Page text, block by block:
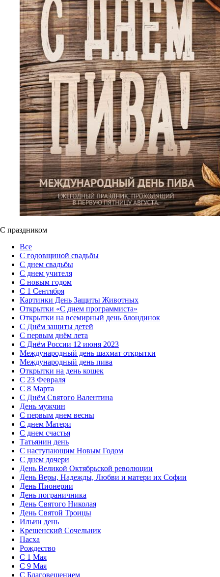
С праздником
Все
С годовщиной свадьбы
С днем свадьбы
С днем учителя
С новым годом
С 1 Сентября
Картинки День Защиты Животных
Открытки «‎С днем программиста»‎
Открытки на всемирный день блондинок
С Днём защиты детей
С первым днём лета
С Днём России 12 июня 2023
Международный день шахмат открытки
Международный день пива
Открытки на день кошек
С 23 Февраля
С 8 Марта
С Днём Святого Валентина
День мужчин
С первым днем весны
С днем Матери
C днем счастья
Татьянин день
C наступающим Новым Годом
C днем дочери
День Великой Октябрьской революции
День Веры, Надежды, Любви и матери их Софии
День Пионерии
День пограничника
День Святого Николая
День Святой Троицы
Ильин день
Крещенский Сочельник
Пасха
Рождество
С 1 Мая
С 9 Мая
С Благовещением